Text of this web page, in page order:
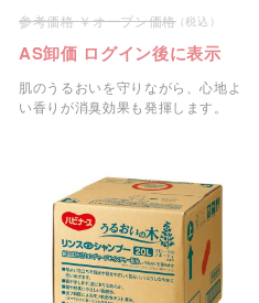
オープン価格
AS卸価 ログイン後に表示
肌のうるおいを守りながら、心地よ
い香りが消臭効果も発揮します。